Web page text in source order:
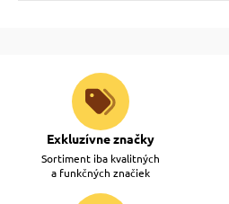
Exkluzívne značky
Sortiment iba kvalitných
a funkčných značiek